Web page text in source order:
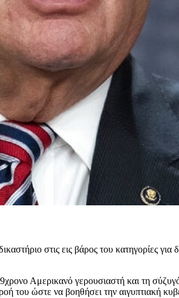
στις εις βάρος του κατηγορίες για
Αμερικανό γερουσιαστή και τη
του ώστε να βοηθήσει την αιγυπτιακή